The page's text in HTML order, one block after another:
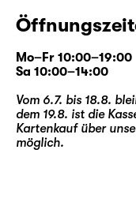
Prüfbegehung
Wild
Schauspiel
und „Die Rättin
„Cabaret“ und „
Choreographin
Mo–Fr 10:00–19:00
Sa 10:00–14:00
Vom 6.7. bis 18.8.
dem 19.8. ist die
Kartenkauf über
möglich.